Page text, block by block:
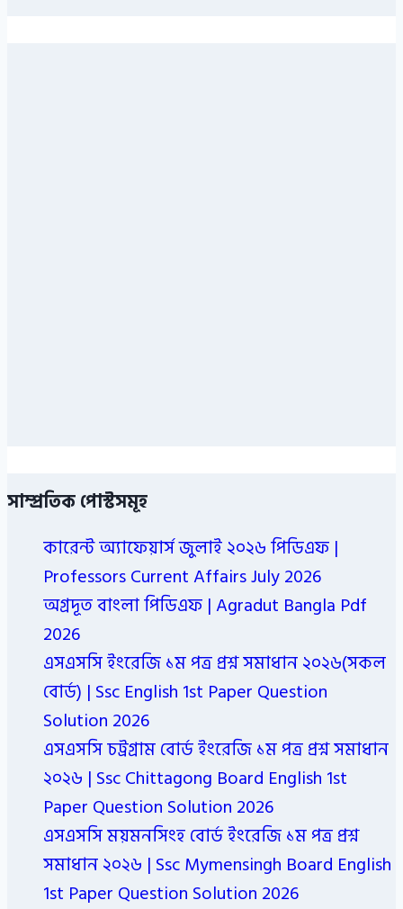
সাম্প্রতিক পোস্টসমূহ
কারেন্ট অ্যাফেয়ার্স জুলাই ২০২৬ পিডিএফ |
Professors Current Affairs July 2026
অগ্রদূত বাংলা পিডিএফ | Agradut Bangla Pdf
2026
এসএসসি ইংরেজি ১ম পত্র প্রশ্ন সমাধান ২০২৬(সকল
বোর্ড) | Ssc English 1st Paper Question
Solution 2026
এসএসসি চট্রগ্রাম বোর্ড ইংরেজি ১ম পত্র প্রশ্ন সমাধান
২০২৬ | Ssc Chittagong Board English 1st
Paper Question Solution 2026
এসএসসি ময়মনসিংহ বোর্ড ইংরেজি ১ম পত্র প্রশ্ন
সমাধান ২০২৬ | Ssc Mymensingh Board English
1st Paper Question Solution 2026